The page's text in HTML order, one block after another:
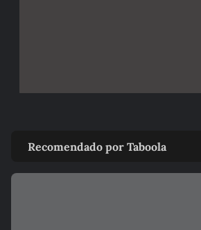
Recomendado por Taboola